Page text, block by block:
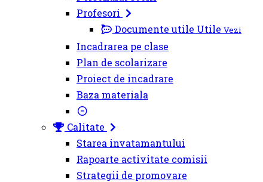
Profesori
Documente utile Utile Vezi
Incadrarea pe clase
Plan de scolarizare
Proiect de incadrare
Baza materiala
Calitate
Starea invatamantului
Rapoarte activitate comisii
Strategii de promovare